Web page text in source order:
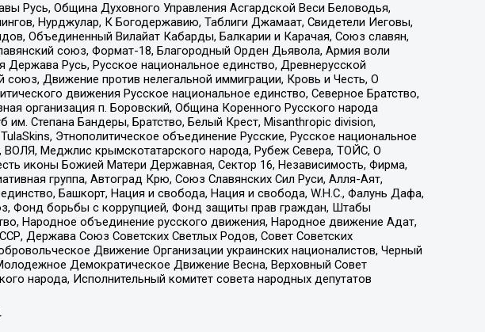
Русь, Община Духовного Управления Асгардской Веси Беловодья,
Нурджулар, К Богодержавию, Таблиги Джамаат, Свидетели Иеговы,
Объединенный Вилайат Кабарды, Балкарии и Карачая, Союз славян,
союз, Формат-18, Благородный Орден Дьявола, Армия воли
Русь, Русское национальное единство, Древнерусской
Движение против нелегальной иммиграции, Кровь и Честь, О
движения Русское национальное единство, Северное Братство,
организация п. Боровский, Община Коренного Русского народа
Степана Бандеры, Братство, Белый Крест, Misanthropic division,
Этнополитическое объединение Русские, Русское национальное
Меджлис крымскотатарского народа, Рубеж Севера, ТОЙС, О
иконы Божией Матери Державная, Сектор 16, Независимость, Фирма,
группа, Автоград Крю, Союз Славянских Сил Руси, Алля-Аят,
Башкорт, Нация и свобода, Нация и свобода, W.H.С., Фалунь Дафа,
Фонд борьбы с коррупцией, Фонд защиты прав граждан, Штабы
Народное объединение русского движения, Народное движение Адат,
Держава Союз Советских Светлых Родов, Совет Советских
Движение Организации украинских националистов, Черный
Демократическое Движение Весна, Верховный Совет
народа, Исполнительный комитет совета народных депутатов